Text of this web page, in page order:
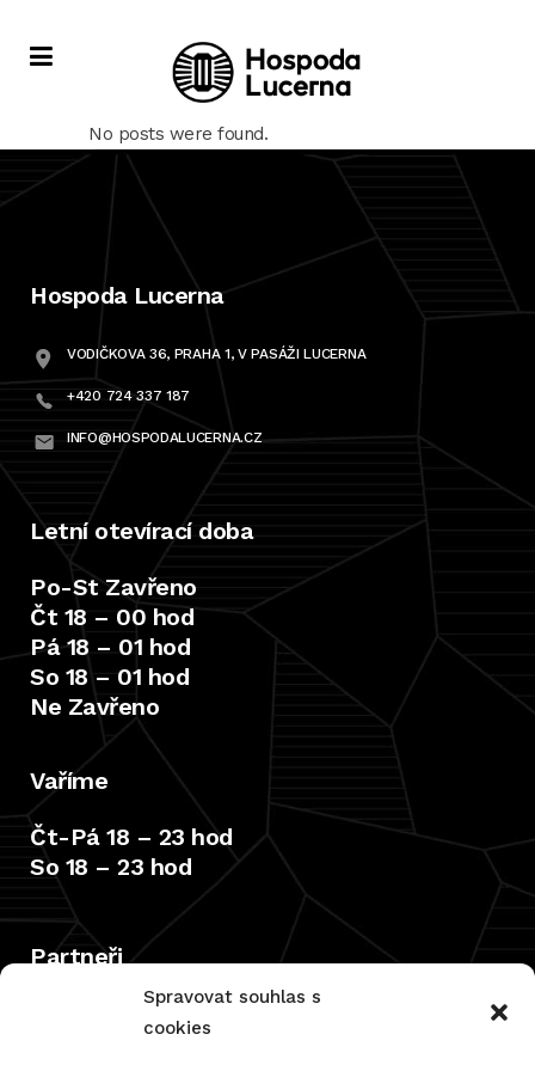
Spravovat souhlas s
cookies
Uncategorized
No posts were found.
Hospoda Lucerna
VODIČKOVA 36, PRAHA 1, V PASÁŽI LUCERNA
+420 724 337 187
INFO@HOSPODALUCERNA.CZ
Letní otevírací doba
Po-St Zavřeno
Čt 18 – 00 hod
Pá 18 – 01 hod
So 18 – 01 hod
Ne Zavřeno
Vaříme
Čt-Pá 18 – 23 hod
So 18 – 23 hod
Partneři